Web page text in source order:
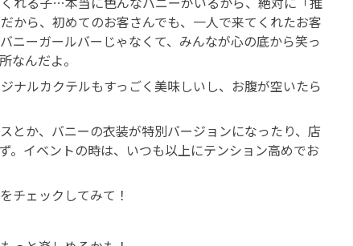
から、初めてのお客さんでも、一人で来てくれたお客
ニーガールバーじゃなくて、みんなが心の底から笑っ
なんだよ。
ナルカクテルもすっごく美味しいし、お腹が空いたら
とか、バニーの衣装が特別バージョンになったり、店
。イベントの時は、いつも以上にテンション高めでお
チェックしてみて！